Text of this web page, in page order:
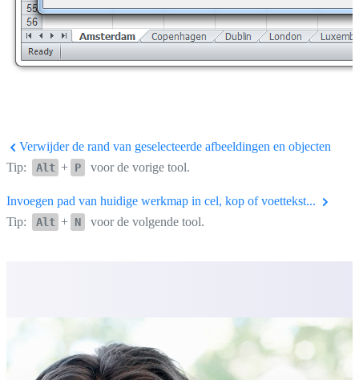
Verwijder de rand van geselecteerde afbeeldingen en objecten
Tip:
Alt + P voor de vorige tool.
Invoegen pad van huidige werkmap in cel, kop of voettekst...
Tip:
Alt + N voor de volgende tool.